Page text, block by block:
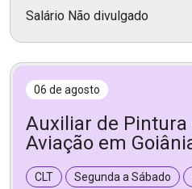
Salário Não divulgado
06 de agosto
Auxiliar de
Aviação em
CLT Segunda a Sábado